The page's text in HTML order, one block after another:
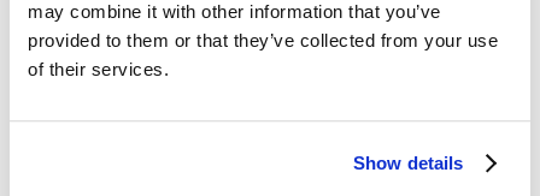
may combine it with other information that you’ve
provided to them or that they’ve collected from your use
of their services.
Show details
Dystrybucja contentu, investor relations